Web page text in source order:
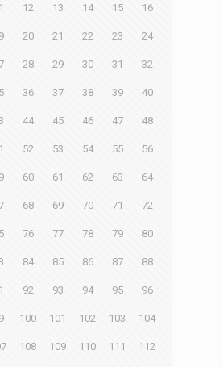
12 13 14 15 16
20 21 22 23 24
28 29 30 31 32
36 37 38 39 40
44 45 46 47 48
52 53 54 55 56
60 61 62 63 64
68 69 70 71 72
76 77 78 79 80
84 85 86 87 88
92 93 94 95 96
100 101 102 103 104
108 109 110 111 112